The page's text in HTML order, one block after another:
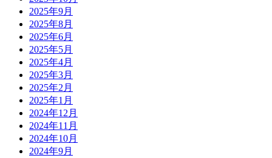
2025年9月
2025年8月
2025年6月
2025年5月
2025年4月
2025年3月
2025年2月
2025年1月
2024年12月
2024年11月
2024年10月
2024年9月